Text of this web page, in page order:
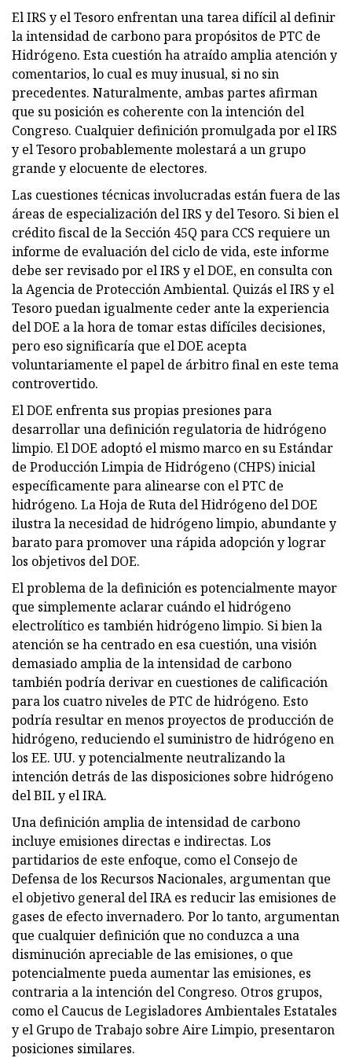
El IRS y el Tesoro enfrentan una tarea difícil al definir
la intensidad de carbono para propósitos de PTC de
Hidrógeno. Esta cuestión ha atraído amplia atención y
comentarios, lo cual es muy inusual, si no sin
precedentes. Naturalmente, ambas partes afirman
que su posición es coherente con la intención del
Congreso. Cualquier definición promulgada por el IRS
y el Tesoro probablemente molestará a un grupo
grande y elocuente de electores.
Las cuestiones técnicas involucradas están fuera de las
áreas de especialización del IRS y del Tesoro. Si bien el
crédito fiscal de la Sección 45Q para CCS requiere un
informe de evaluación del ciclo de vida, este informe
debe ser revisado por el IRS y el DOE, en consulta con
la Agencia de Protección Ambiental. Quizás el IRS y el
Tesoro puedan igualmente ceder ante la experiencia
del DOE a la hora de tomar estas difíciles decisiones,
pero eso significaría que el DOE acepta
voluntariamente el papel de árbitro final en este tema
controvertido.
El DOE enfrenta sus propias presiones para
desarrollar una definición regulatoria de hidrógeno
limpio. El DOE adoptó el mismo marco en su Estándar
de Producción Limpia de Hidrógeno (CHPS) inicial
específicamente para alinearse con el PTC de
hidrógeno. La Hoja de Ruta del Hidrógeno del DOE
ilustra la necesidad de hidrógeno limpio, abundante y
barato para promover una rápida adopción y lograr
los objetivos del DOE.
El problema de la definición es potencialmente mayor
que simplemente aclarar cuándo el hidrógeno
electrolítico es también hidrógeno limpio. Si bien la
atención se ha centrado en esa cuestión, una visión
demasiado amplia de la intensidad de carbono
también podría derivar en cuestiones de calificación
para los cuatro niveles de PTC de hidrógeno. Esto
podría resultar en menos proyectos de producción de
hidrógeno, reduciendo el suministro de hidrógeno en
los EE. UU. y potencialmente neutralizando la
intención detrás de las disposiciones sobre hidrógeno
del BIL y el IRA.
Una definición amplia de intensidad de carbono
incluye emisiones directas e indirectas. Los
partidarios de este enfoque, como el Consejo de
Defensa de los Recursos Nacionales, argumentan que
el objetivo general del IRA es reducir las emisiones de
gases de efecto invernadero. Por lo tanto, argumentan
que cualquier definición que no conduzca a una
disminución apreciable de las emisiones, o que
potencialmente pueda aumentar las emisiones, es
contraria a la intención del Congreso. Otros grupos,
como el Caucus de Legisladores Ambientales Estatales
y el Grupo de Trabajo sobre Aire Limpio, presentaron
posiciones similares.